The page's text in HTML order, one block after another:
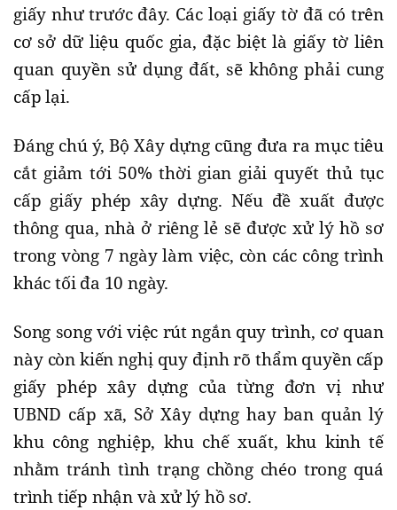
giấy như trước đây. Các loại giấy tờ đã có trên
cơ sở dữ liệu quốc gia, đặc biệt là giấy tờ liên
quan quyền sử dụng đất, sẽ không phải cung
cấp lại.
Đáng chú ý, Bộ Xây dựng cũng đưa ra mục tiêu
cắt giảm tới 50% thời gian giải quyết thủ tục
cấp giấy phép xây dựng. Nếu đề xuất được
thông qua, nhà ở riêng lẻ sẽ được xử lý hồ sơ
trong vòng 7 ngày làm việc, còn các công trình
khác tối đa 10 ngày.
Song song với việc rút ngắn quy trình, cơ quan
này còn kiến nghị quy định rõ thẩm quyền cấp
giấy phép xây dựng của từng đơn vị như
UBND cấp xã, Sở Xây dựng hay ban quản lý
khu công nghiệp, khu chế xuất, khu kinh tế
nhằm tránh tình trạng chồng chéo trong quá
trình tiếp nhận và xử lý hồ sơ.